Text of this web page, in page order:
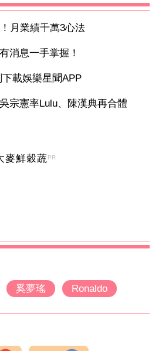
月業績千萬3心法
消息一手掌握！
載娛樂星聞APP
吳宗憲率Lulu、陳漢典再合體
麥鮮穀蔬 PR
奚夢瑤 Ronaldo